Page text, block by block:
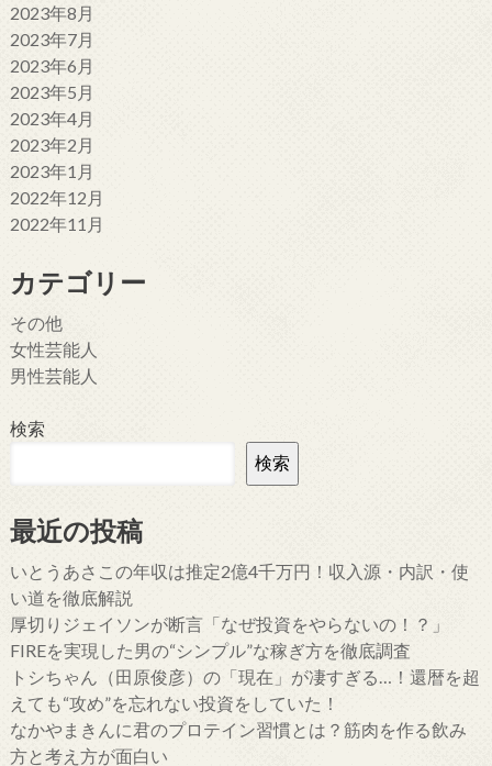
2023年8月
2023年7月
2023年6月
2023年5月
2023年4月
2023年2月
2023年1月
2022年12月
2022年11月
カテゴリー
その他
女性芸能人
男性芸能人
検索
検索
最近の投稿
いとうあさこの年収は推定2億4千万円！収入源・内訳・使
い道を徹底解説
厚切りジェイソンが断言「なぜ投資をやらないの！？」
FIREを実現した男の“シンプル”な稼ぎ方を徹底調査
トシちゃん（田原俊彦）の「現在」が凄すぎる…！還暦を超
えても“攻め”を忘れない投資をしていた！
なかやまきんに君のプロテイン習慣とは？筋肉を作る飲み
方と考え方が面白い